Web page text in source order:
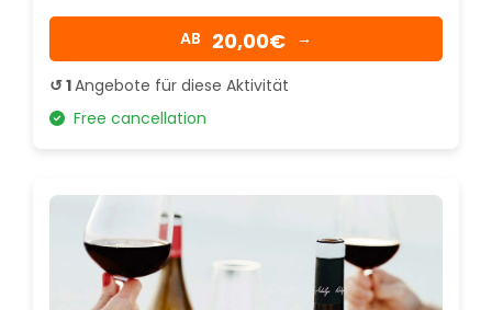
AB 20,00€ →
↺ 1Angebote für diese Aktivität
Free cancellation